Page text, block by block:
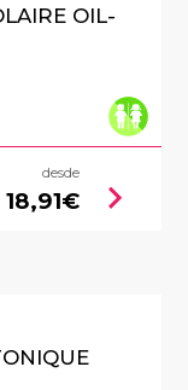
OIL-
desde
18,91€ chevron_right